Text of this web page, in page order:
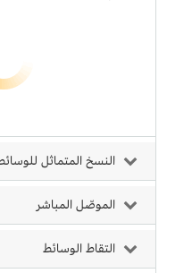
النسخ المتماثل
الموصّل المباشر
التقاط الوسائط